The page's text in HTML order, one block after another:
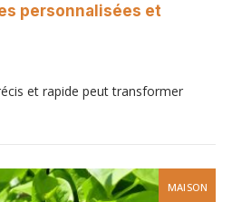
personnalisées et
et rapide peut transformer
MAISON